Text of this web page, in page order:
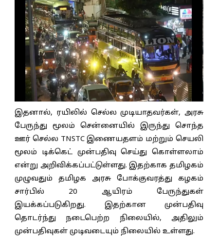
இதனால், ரயிலில் செல்ல முடியாதவர்கள், அரசு
பேருந்து மூலம் சென்னையில் இருந்து சொந்த
ஊர் செல்ல TNSTC இணையதளம் மற்றும் செயலி
மூலம் டிக்கெட் முன்பதிவு செய்து கொள்ளலாம்
என்று அறிவிக்கப்பட்டுள்ளது. இதற்காக தமிழகம்
முழுவதும் தமிழக அரசு போக்குவரத்து கழகம்
சார்பில் 20 ஆயிரம் பேருந்துகள்
இயக்கப்படுகிறது. இதற்கான முன்பதிவு
தொடர்ந்து நடைபெற்ற நிலையில், அதிலும்
முன்பதிவுகள் முடிவடையும் நிலையில் உள்ளது.